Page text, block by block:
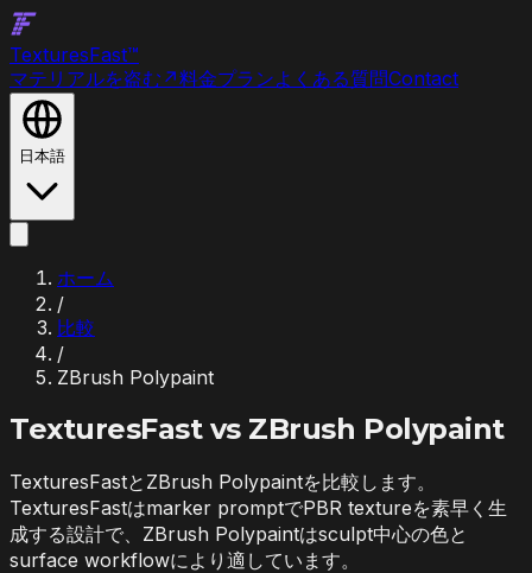
TexturesFast™
マテリアルを盗む ↗料金プランよくある質問Contact
日本語
ホーム
/
比較
/
ZBrush Polypaint
TexturesFast vs ZBrush Polypaint
TexturesFastとZBrush Polypaintを比較します。
TexturesFastはmarker promptでPBR textureを素早く生
成する設計で、ZBrush Polypaintはsculpt中心の色と
surface workflowにより適しています。